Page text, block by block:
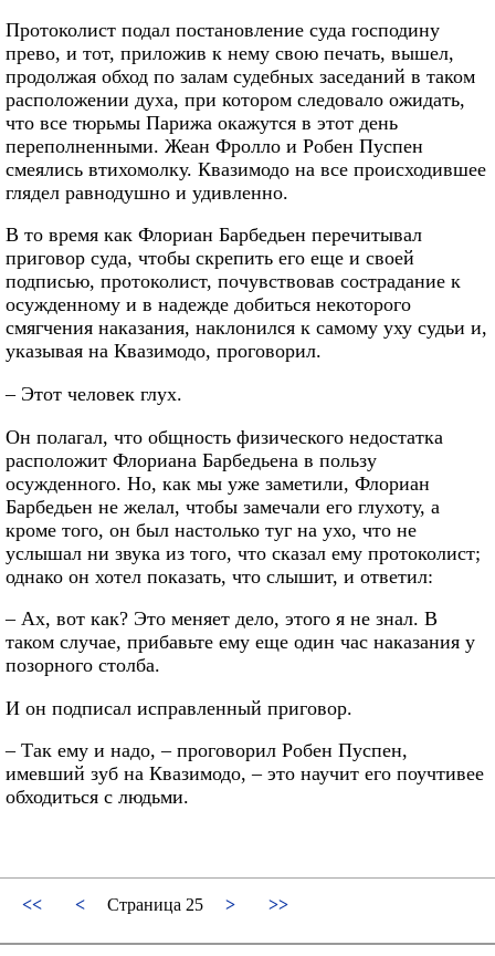
Протоколист подал постановление суда господину
прево, и тот, приложив к нему свою печать, вышел,
продолжая обход по залам судебных заседаний в таком
расположении духа, при котором следовало ожидать,
что все тюрьмы Парижа окажутся в этот день
переполненными. Жеан Фролло и Робен Пуспен
смеялись втихомолку. Квазимодо на все происходившее
глядел равнодушно и удивленно.
В то время как Флориан Барбедьен перечитывал
приговор суда, чтобы скрепить его еще и своей
подписью, протоколист, почувствовав сострадание к
осужденному и в надежде добиться некоторого
смягчения наказания, наклонился к самому уху судьи и,
указывая на Квазимодо, проговорил.
– Этот человек глух.
Он полагал, что общность физического недостатка
расположит Флориана Барбедьена в пользу
осужденного. Но, как мы уже заметили, Флориан
Барбедьен не желал, чтобы замечали его глухоту, а
кроме того, он был настолько туг на ухо, что не
услышал ни звука из того, что сказал ему протоколист;
однако он хотел показать, что слышит, и ответил:
– Ах, вот как? Это меняет дело, этого я не знал. В
таком случае, прибавьте ему еще один час наказания у
позорного столба.
И он подписал исправленный приговор.
– Так ему и надо, – проговорил Робен Пуспен,
имевший зуб на Квазимодо, – это научит его поучтивее
обходиться с людьми.
<< < Страница 25 > >>